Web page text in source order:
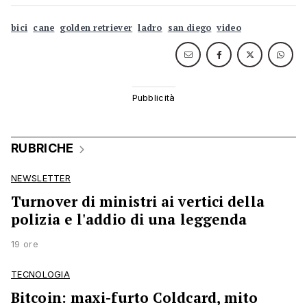
bici cane golden retriever ladro san diego video
RUBRICHE
NEWSLETTER
Turnover di ministri ai vertici della
polizia e l'addio di una leggenda
19 ore
TECNOLOGIA
Bitcoin: maxi-furto Coldcard, mito